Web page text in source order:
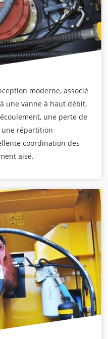
moderne, associé
une vanne à haut débit,
une perte de
répartition
coordination des
aisé.